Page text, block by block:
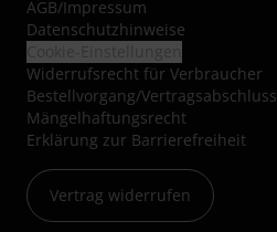
AGB/Impressum
Datenschutzhinweise
Widerrufsrecht für Verbraucher
Bestellvorgang/Vertragsabschluss
Mängelhaftungsrecht
Erklärung zur Barrierefreiheit
Vertrag widerrufen